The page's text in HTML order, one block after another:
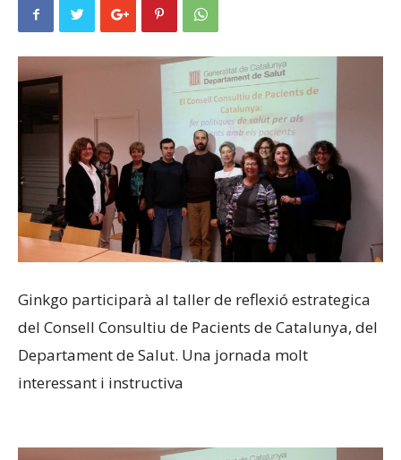
Ginkgo participarà al taller de reflexió estrategica
del Consell Consultiu de Pacients de Catalunya, del
Departament de Salut. Una jornada molt
interessant i instructiva